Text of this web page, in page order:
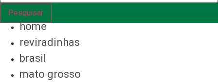
Pesquisar
home
reviradinhas
brasil
mato grosso